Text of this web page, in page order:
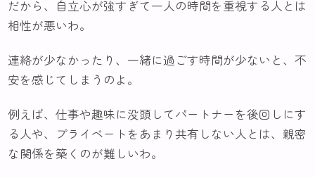
だから、自立心が強すぎて一人の時間を重視する人とは
相性が悪いわ。
連絡が少なかったり、一緒に過ごす時間が少ないと、不
安を感じてしまうのよ。
例えば、仕事や趣味に没頭してパートナーを後回しにす
る人や、プライベートをあまり共有しない人とは、親密
な関係を築くのが難しいわ。